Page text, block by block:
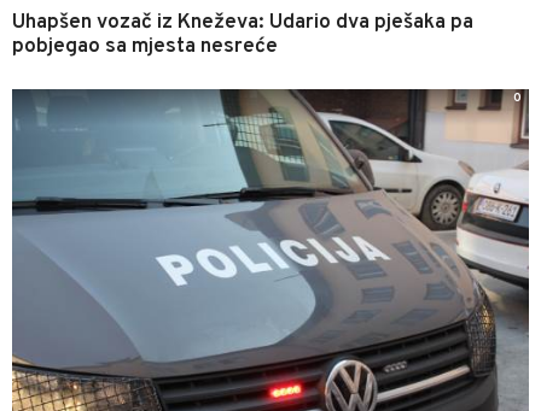
Uhapšen vozač iz Kneževa: Udario dva pješaka pa
pobjegao sa mjesta nesreće
0